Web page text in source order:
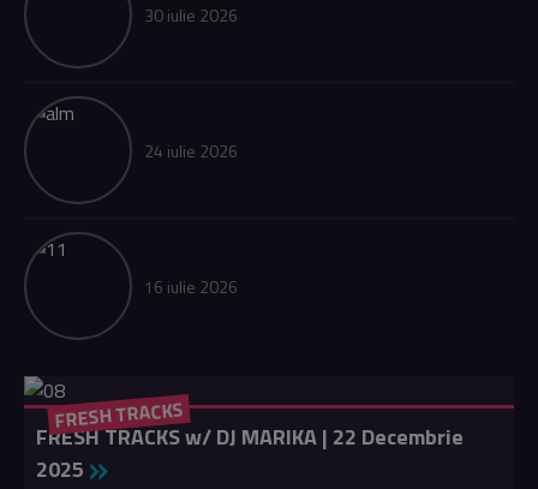
30 iulie 2026
24 iulie 2026
16 iulie 2026
FRESH TRACKS
FRESH TRACKS w/ DJ MARIKA | 22 Decembrie
2025